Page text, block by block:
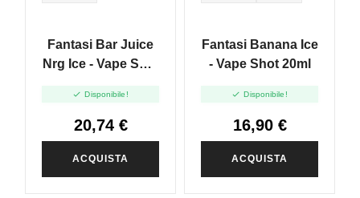
Fantasi Bar Juice
Nrg Ice - Vape Shot
 Disponibile!
20,74 €
ACQUISTA
Fantasi Banana Ice
- Vape Shot 20ml
 Disponibile!
16,90 €
ACQUISTA